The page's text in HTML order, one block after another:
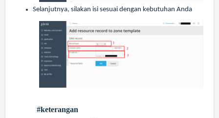
Selanjutnya, silakan isi sesuai dengan kebutuhan Anda
#keterangan